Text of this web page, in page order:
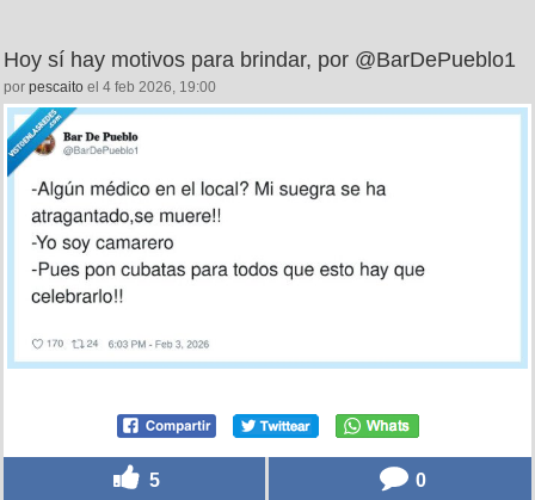
Hoy sí hay motivos para brindar, por @BarDePueblo1
por pescaito el 4 feb 2026, 19:00
5 0